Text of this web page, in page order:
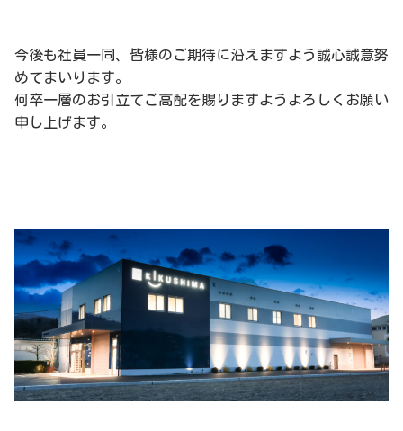
今後も社員一同、皆様のご期待に沿えますよう誠心誠意努
めてまいります。
何卒一層のお引立てご高配を賜りますようよろしくお願い
申し上げます。